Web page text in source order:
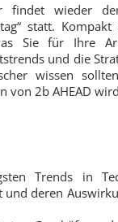
findet wieder
statt.
Sie für Ihre
und die
wissen
von 2b AHEAD
Trends in
und deren